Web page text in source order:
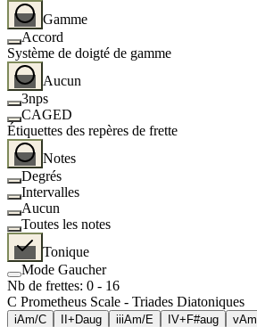
Gamme
Accord
Système de doigté de gamme
Aucun
3nps
CAGED
Étiquettes des repères de frette
Notes
Degrés
Intervalles
Aucun
Toutes les notes
Tonique
Mode Gaucher
Nb de frettes: 0 - 16
C Prometheus Scale - Triades Diatoniques
iAm/C II+ Daug iiiAm/E IV+ F#aug vAm